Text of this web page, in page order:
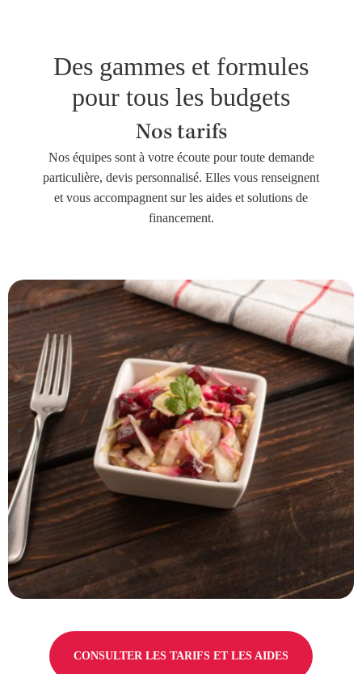
CONSULTER LES TARIFS ET LES AIDES
Des gammes et formules
pour tous les budgets
Nos tarifs
Nos équipes sont à votre écoute pour toute demande
particulière, devis personnalisé. Elles vous renseignent
et vous accompagnent sur les aides et solutions de
financement.